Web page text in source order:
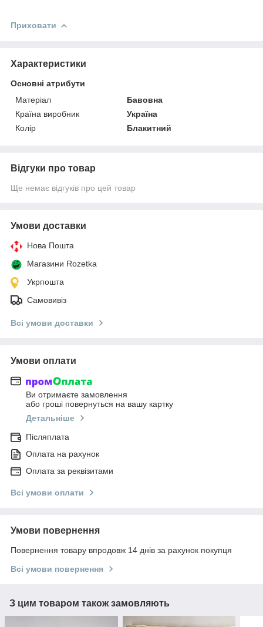
Приховати
Характеристики
Основні атрибути
Матеріал
Бавовна
Країна виробник
Україна
Колір
Блакитний
Відгуки про товар
Ще немає відгуків про цей товар
Умови доставки
Нова Пошта
Магазини Rozetka
Укрпошта
Самовивіз
Всі умови доставки
Умови оплати
Ви отримаєте замовлення
або гроші повернуться на вашу картку
Детальніше
Післяплата
Оплата на рахунок
Оплата за реквізитами
Всі умови оплати
Умови повернення
Повернення товару впродовж 14 днів за рахунок покупця
Всі умови повернення
З цим товаром також замовляють